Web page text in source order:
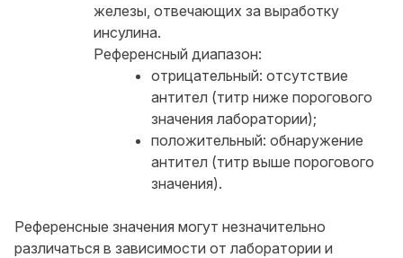
железы, отвечающих за выработку
инсулина.
Референсный диапазон:
отрицательный: отсутствие
антител (титр ниже порогового
значения лаборатории);
положительный: обнаружение
антител (титр выше порогового
значения).
Референсные значения могут незначительно
различаться в зависимости от лаборатории и